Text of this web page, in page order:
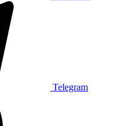
Telegram